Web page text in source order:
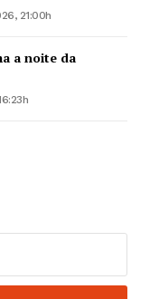
21:00h
a noite da